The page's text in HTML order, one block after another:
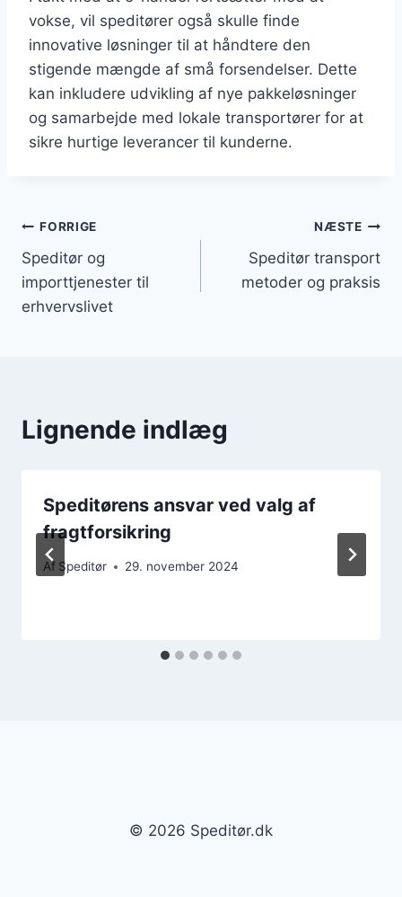
vokse, vil speditører også skulle finde
innovative løsninger til at håndtere den
stigende mængde af små forsendelser. Dette
kan inkludere udvikling af nye pakkeløsninger
og samarbejde med lokale transportører for at
sikre hurtige leverancer til kunderne.
Indlægsnavigation
FORRIGE
Speditør og
importtjenester til
erhvervslivet
NÆSTE
Speditør transport
metoder og praksis
Lignende indlæg
Speditørens ansvar ved valg af
fragtforsikring
Af Speditør 29. november 2024
© 2026 Speditør.dk